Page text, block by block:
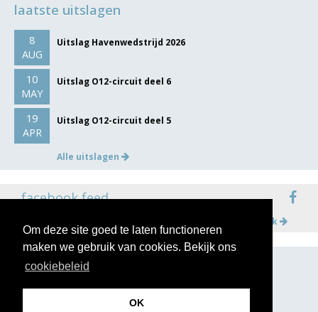
Om deze site goed te laten functioneren
maken we gebruik van cookies. Bekijk ons
cookiebeleid
OK
laatste uitslagen
8
AUG
Uitslag Havenwedstrijd 2026
10
MAY
Uitslag O12-circuit deel 6
19
APR
Uitslag O12-circuit deel 5
Alle uitslagen
facebook feed
Meer op facebook
volg ons op